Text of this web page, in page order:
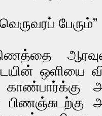
பேரும்”
ஒளியை